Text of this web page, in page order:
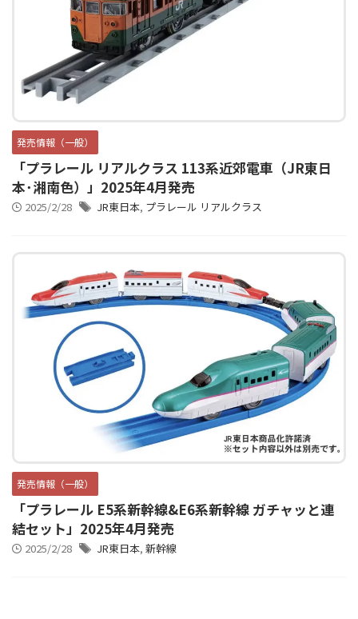
発売情報（一般）
「プラレール リアルクラス 113系近郊電車（JR東日
本･湘南色）」2025年4月発売
2025/2/28 JR東日本, プラレール リアルクラス
発売情報（一般）
「プラレール E5系新幹線&E6系新幹線 ガチャッと連
結セット」2025年4月発売
2025/2/28 JR東日本, 新幹線